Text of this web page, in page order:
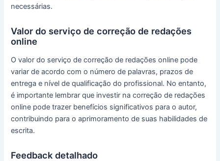
necessárias.
Valor do serviço de correção de redações
online
O valor do serviço de correção de redações online pode
variar de acordo com o número de palavras, prazos de
entrega e nível de qualificação do profissional. No entanto,
é importante lembrar que investir na correção de redações
online pode trazer benefícios significativos para o autor,
contribuindo para o aprimoramento de suas habilidades de
escrita.
Feedback detalhado